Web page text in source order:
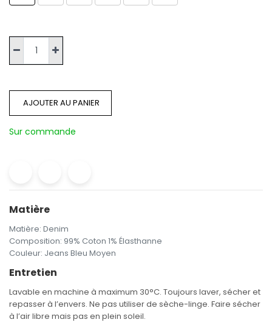
AJOUTER AU PANIER
Sur commande
Matière
Matière: Denim
Composition: 99% Coton 1% Élasthanne
Couleur: Jeans Bleu Moyen
Entretien
Lavable en machine à maximum 30°C. Toujours laver, sécher et
repasser à l’envers. Ne pas utiliser de sèche-linge. Faire sécher
à l’air libre mais pas en plein soleil.